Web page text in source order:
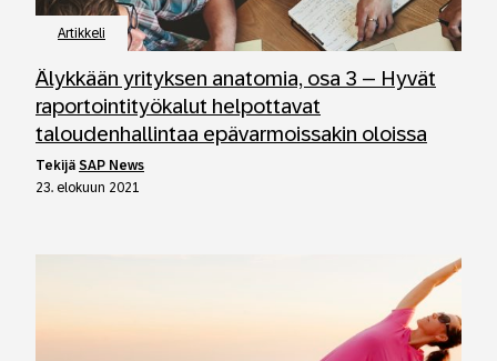
Artikkeli
Älykkään yrityksen anatomia, osa 3 – Hyvät
raportointityökalut helpottavat
taloudenhallintaa epävarmoissakin oloissa
tekijä SAP News
23. elokuun 2021